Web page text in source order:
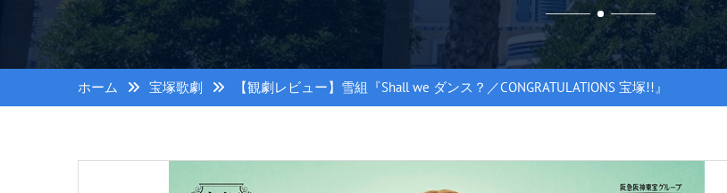
ホーム 宝塚歌劇 【観劇レビュー】雪組『Shall we ダンス？／CONGRATULATIONS 宝塚!!』